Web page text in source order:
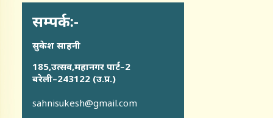
सम्पर्क:-
सुकेश साहनी
185,उत्सव,महानगर पार्ट–2
बरेली–243122 (उ.प्र.)
sahnisukesh@gmail.com